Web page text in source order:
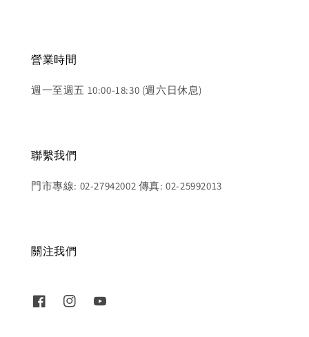
營業時間
週一至週五 10:00-18:30 (週六日休息)
聯繫我們
門市專線: 02-27942002 傳真: 02-25992013
關注我們